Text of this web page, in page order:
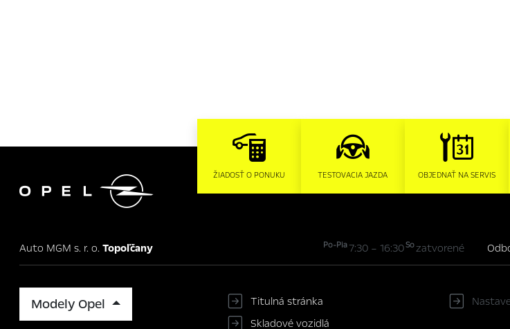
 ŽIADOSŤ O PONUKU TESTOVACIA JAZDA OBJEDNAŤ NA SERVIS
Auto MGM s. r. o. Topoľčany Po-Pia7:30 – 16:30Sozatvorené
Modely Opel
Titulná stránka
Skladové vozidlá